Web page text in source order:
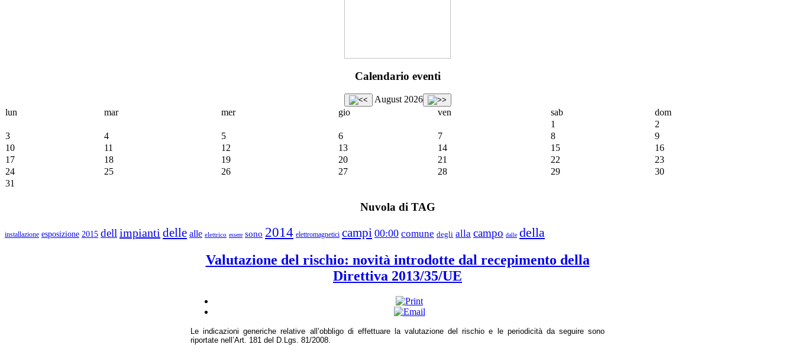
Calendario eventi
August 2026
lun
mar mer gio ven sab
dom
1
2
3
4 5 6 7 8
9
10
11 12 13 14 15
16
17
18 19 20 21 22
23
24
25 26 27 28 29
30
31
Nuvola di TAG
installazione esposizione 2015 dell impianti delle alle elettrico essere sono 2014 elettromagnetici campi 00:00 comune degli alla campo dalle della
Valutazione del rischio: novità introdotte dal recepimento della
Direttiva 2013/35/UE
Le indicazioni generiche relative all’obbligo di effettuare la valutazione del rischio e le periodicità da seguire sono
riportate nell’Art. 181 del D.Lgs. 81/2008.